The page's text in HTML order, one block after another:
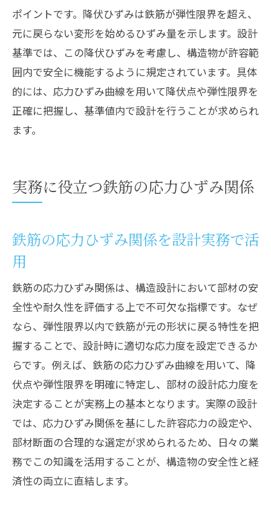
ポイントです。降伏ひずみは鉄筋が弾性限界を超え、
元に戻らない変形を始めるひずみ量を示します。設計
基準では、この降伏ひずみを考慮し、構造物が許容範
囲内で安全に機能するように規定されています。具体
的には、応力ひずみ曲線を用いて降伏点や弾性限界を
正確に把握し、基準値内で設計を行うことが求められ
ます。
実務に役立つ鉄筋の応力ひずみ関係
鉄筋の応力ひずみ関係を設計実務で活
用
鉄筋の応力ひずみ関係は、構造設計において部材の安
全性や耐久性を評価する上で不可欠な指標です。なぜ
なら、弾性限界以内で鉄筋が元の形状に戻る特性を把
握することで、設計時に適切な応力度を設定できるか
らです。例えば、鉄筋の応力ひずみ曲線を用いて、降
伏点や弾性限界を明確に特定し、部材の設計応力度を
決定することが実務上の基本となります。実際の設計
では、応力ひずみ関係を基にした許容応力の設定や、
部材断面の合理的な選定が求められるため、日々の業
務でこの知識を活用することが、構造物の安全性と経
済性の両立に直結します。